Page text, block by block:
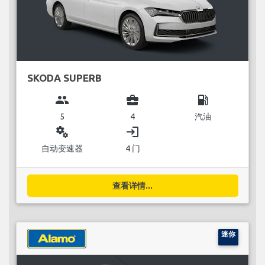
SKODA SUPERB
group
5
business_center
4
local_gas_station
汽油
miscellaneous_services
自动变速器
login
4 门
查看详情...
迷你